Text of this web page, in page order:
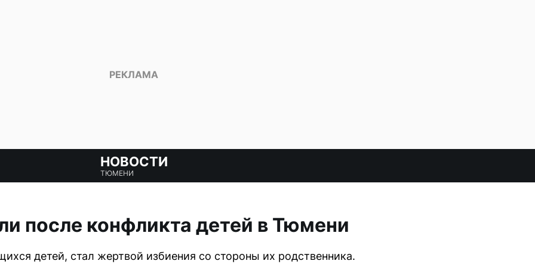
НОВОСТИ
ТЮМЕНИ
после конфликта детей в Тюмени
детей, стал жертвой избиения со стороны их родственника.